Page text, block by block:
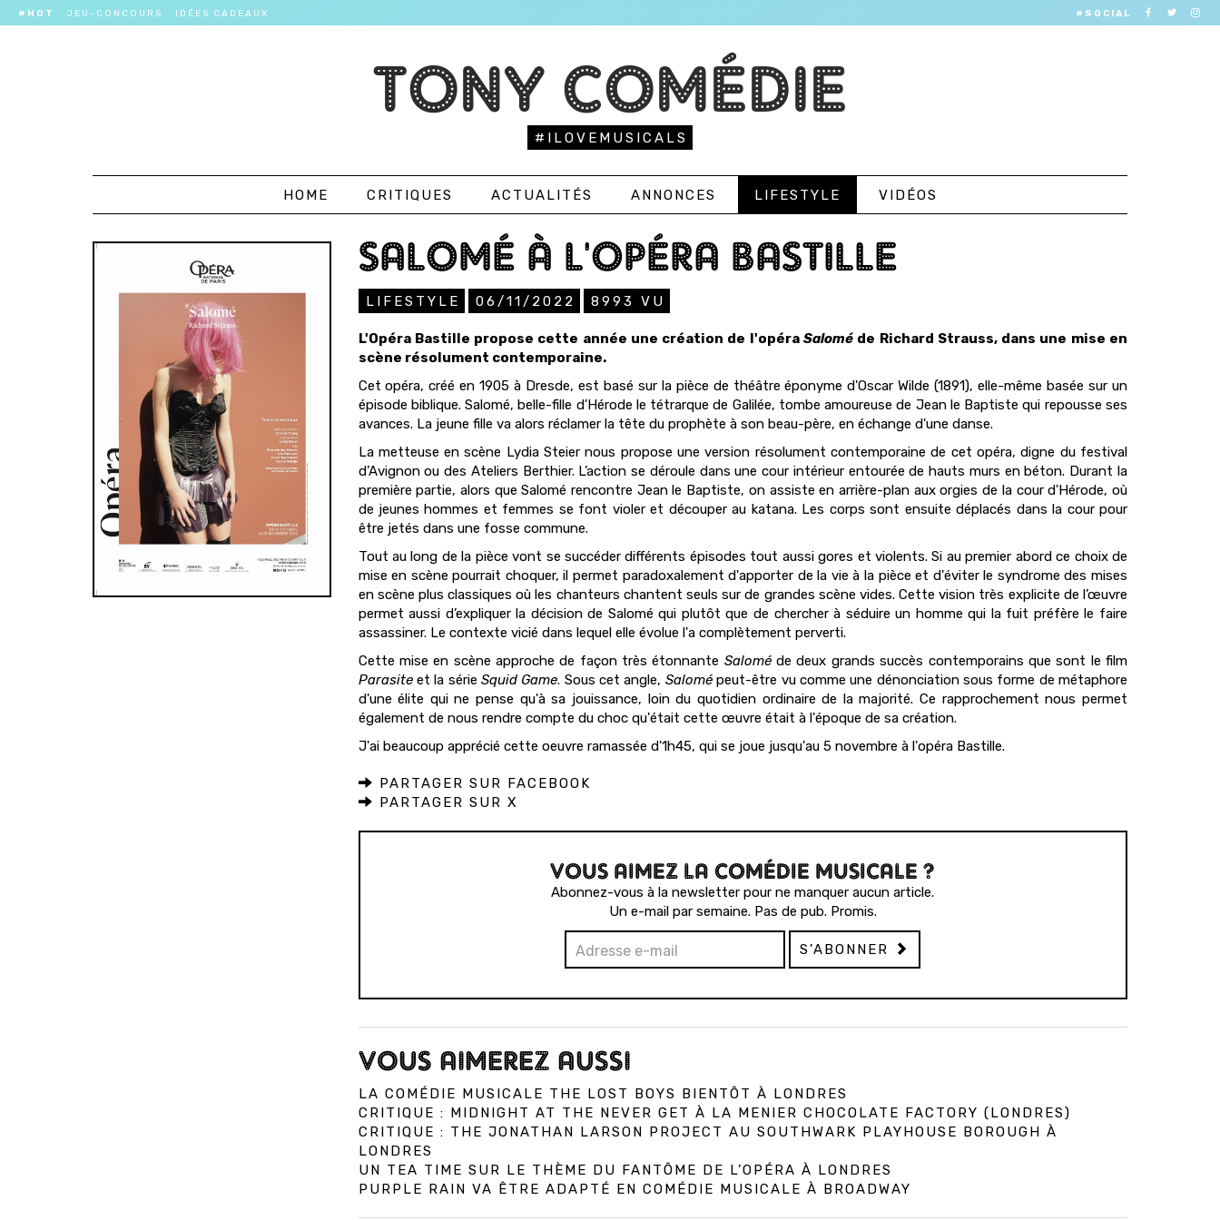
#SOCIAL
#HOT JEU-CONCOURS IDÉES CADEAUX
TONY COMÉDIE
#ILOVEMUSICALS
HOME CRITIQUES ACTUALITÉS ANNONCES LIFESTYLE VIDÉOS
SALOMÉ À L'OPÉRA BASTILLE
LIFESTYLE 06/11/2022 8993 VU
L'Opéra Bastille propose cette année une création de l'opéraSalomé de Richard Strauss, dans une mise en
scène résolument contemporaine.
Cet opéra, créé en 1905 à Dresde, est basé sur la pièce de théâtre éponyme d'Oscar Wilde (1891), elle-même basée sur un
épisode biblique. Salomé, belle-fille d'Hérode le tétrarque de Galilée, tombe amoureuse de Jean le Baptiste qui repousse ses
avances. La jeune fille va alors réclamer la tête du prophète à son beau-père, en échange d'une danse.
La metteuse en scène Lydia Steier nous propose une version résolument contemporaine de cet opéra, digne du festival
d’Avignon ou des Ateliers Berthier. L’action se déroule dans une cour intérieur entourée de hauts murs en béton. Durant la
première partie, alors que Salomé rencontre Jean le Baptiste, on assiste en arrière-plan aux orgies de la cour d'Hérode, où
de jeunes hommes et femmes se font violer et découper au katana. Les corps sont ensuite déplacés dans la cour pour
être jetés dans une fosse commune.
Tout au long de la pièce vont se succéder différents épisodes tout aussi gores et violents. Si au premier abord ce choix de
mise en scène pourrait choquer, il permet paradoxalement d'apporter de la vie à la pièce et d'éviter le syndrome des mises
en scène plus classiques où les chanteurs chantent seuls sur de grandes scène vides. Cette vision très explicite de l’œuvre
permet aussi d’expliquer la décision de Salomé qui plutôt que de chercher à séduire un homme qui la fuit préfère le faire
assassiner. Le contexte vicié dans lequel elle évolue l'a complètement perverti.
Cette mise en scène approche de façon très étonnante Saloméde deux grands succès contemporains que sont le film
Parasite et la série Squid Game. Sous cet angle, Salomépeut-être vu comme une dénonciation sous forme de métaphore
d'une élite qui ne pense qu'à sa jouissance, loin du quotidien ordinaire de la majorité. Ce rapprochement nous permet
également de nous rendre compte du choc qu'était cette œuvre était à l'époque de sa création.
J'ai beaucoup apprécié cette oeuvre ramassée d'1h45, qui se joue jusqu'au 5 novembre à l'opéra Bastille.
PARTAGER SUR FACEBOOK
PARTAGER SUR X
VOUS AIMEZ LA COMÉDIE MUSICALE ?
Abonnez-vous à la newsletter pour ne manquer aucun article.
Un e-mail par semaine. Pas de pub. Promis.
S'ABONNER
VOUS AIMEREZ AUSSI
LA COMÉDIE MUSICALE THE LOST BOYS BIENTÔT À LONDRES
CRITIQUE : MIDNIGHT AT THE NEVER GET À LA MENIER CHOCOLATE FACTORY (LONDRES)
CRITIQUE : THE JONATHAN LARSON PROJECT AU SOUTHWARK PLAYHOUSE BOROUGH À
LONDRES
UN TEA TIME SUR LE THÈME DU FANTÔME DE L’OPÉRA À LONDRES
PURPLE RAIN VA ÊTRE ADAPTÉ EN COMÉDIE MUSICALE À BROADWAY